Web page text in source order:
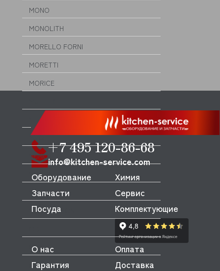
MONO
MONOLITH
MORELLO FORNI
MORETTI
MORICE
MUSSO
MVQ
NEMOX
NOPEIN
NTF
NUOVA SIMONELLI
OEM
OLAB
+7 495 120-86-68
info@kitchen-service.com
Оборудование
Запчасти
Посуда
Химия
Сервис
Комплектующие
О нас
Оплата
Гарантия
Доставка